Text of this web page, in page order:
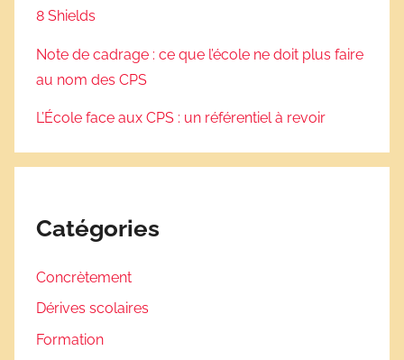
8 Shields
Note de cadrage : ce que l’école ne doit plus faire
au nom des CPS
L’École face aux CPS : un référentiel à revoir
Catégories
Concrètement
Dérives scolaires
Formation